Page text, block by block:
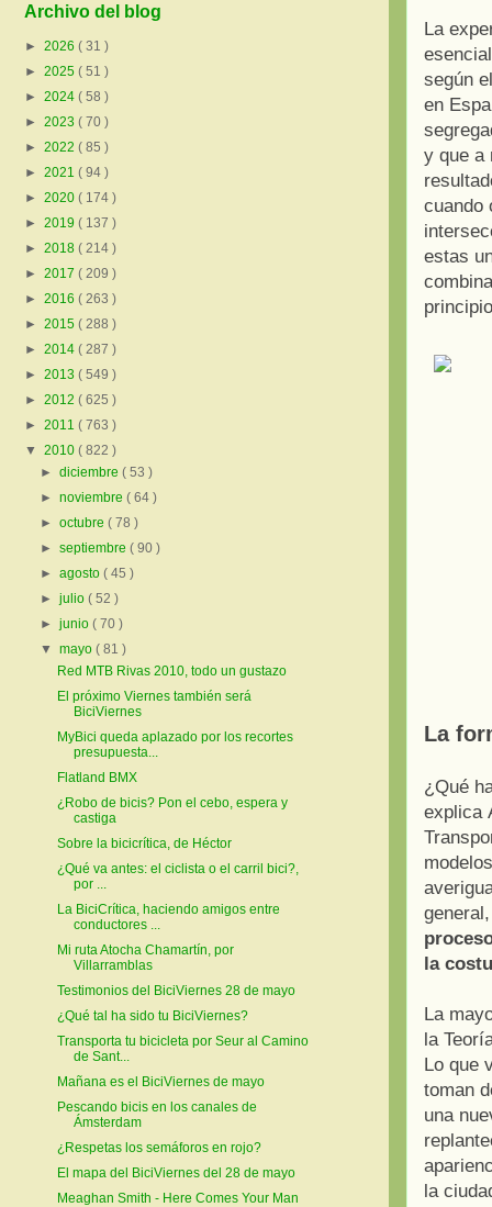
La
según
en
y que a
cuando
estas
La
¿Qué
explica
la
La
la
Lo que
toman
una
la
Archivo del blog
► 2026 ( 31 )
► 2025 ( 51 )
► 2024 ( 58 )
► 2023 ( 70 )
► 2022 ( 85 )
► 2021 ( 94 )
► 2020 ( 174 )
► 2019 ( 137 )
► 2018 ( 214 )
► 2017 ( 209 )
► 2016 ( 263 )
► 2015 ( 288 )
► 2014 ( 287 )
► 2013 ( 549 )
► 2012 ( 625 )
► 2011 ( 763 )
▼ 2010 ( 822 )
►diciembre( 53 )
►noviembre( 64 )
►octubre( 78 )
►septiembre( 90 )
►agosto( 45 )
►julio( 52 )
►junio( 70 )
▼mayo( 81 )
Red MTB Rivas 2010, todo un gustazo
El próximo Viernes también será
BiciViernes
MyBici queda aplazado por los recortes
presupuesta...
Flatland BMX
¿Robo de bicis? Pon el cebo, espera y
castiga
Sobre la bicicrítica, de Héctor
¿Qué va antes: el ciclista o el carril bici?,
por ...
La BiciCrítica, haciendo amigos entre
conductores ...
Mi ruta Atocha Chamartín, por
Villarramblas
Testimonios del BiciViernes 28 de mayo
¿Qué tal ha sido tu BiciViernes?
Transporta tu bicicleta por Seur al Camino
de Sant...
Mañana es el BiciViernes de mayo
Pescando bicis en los canales de
Ámsterdam
¿Respetas los semáforos en rojo?
El mapa del BiciViernes del 28 de mayo
Meaghan Smith - Here Comes Your Man